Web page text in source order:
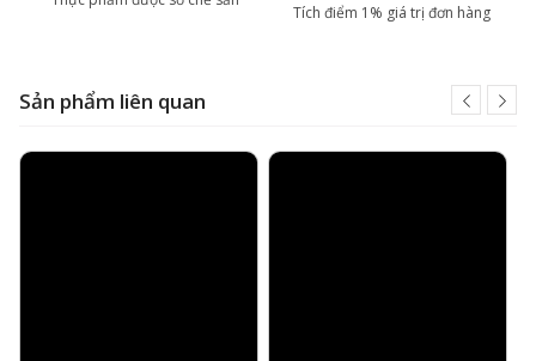
Tích điểm 1% giá trị đơn hàng
Sản phẩm liên quan